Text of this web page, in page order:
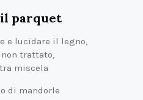
parquet
e lucidare il legno,
trattato,
miscela
di mandorle